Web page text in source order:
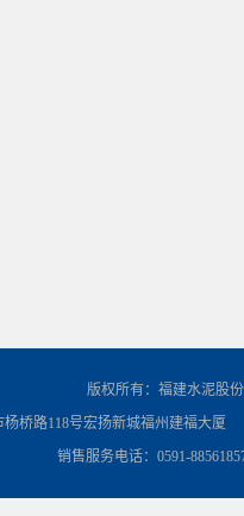
版权所有：福建水泥股
桥路118号宏扬新城福州建福大厦
销售服务电话：0591-